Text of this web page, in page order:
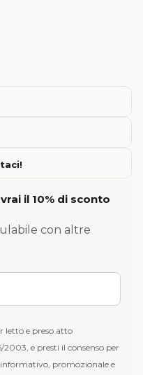
il 10% di sconto
con altre
letto e preso atto
2003, e presti il consenso per
promozionale e